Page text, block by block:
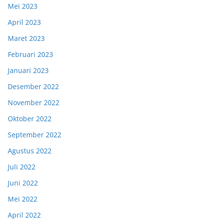
Mei 2023
April 2023
Maret 2023
Februari 2023
Januari 2023
Desember 2022
November 2022
Oktober 2022
September 2022
Agustus 2022
Juli 2022
Juni 2022
Mei 2022
April 2022